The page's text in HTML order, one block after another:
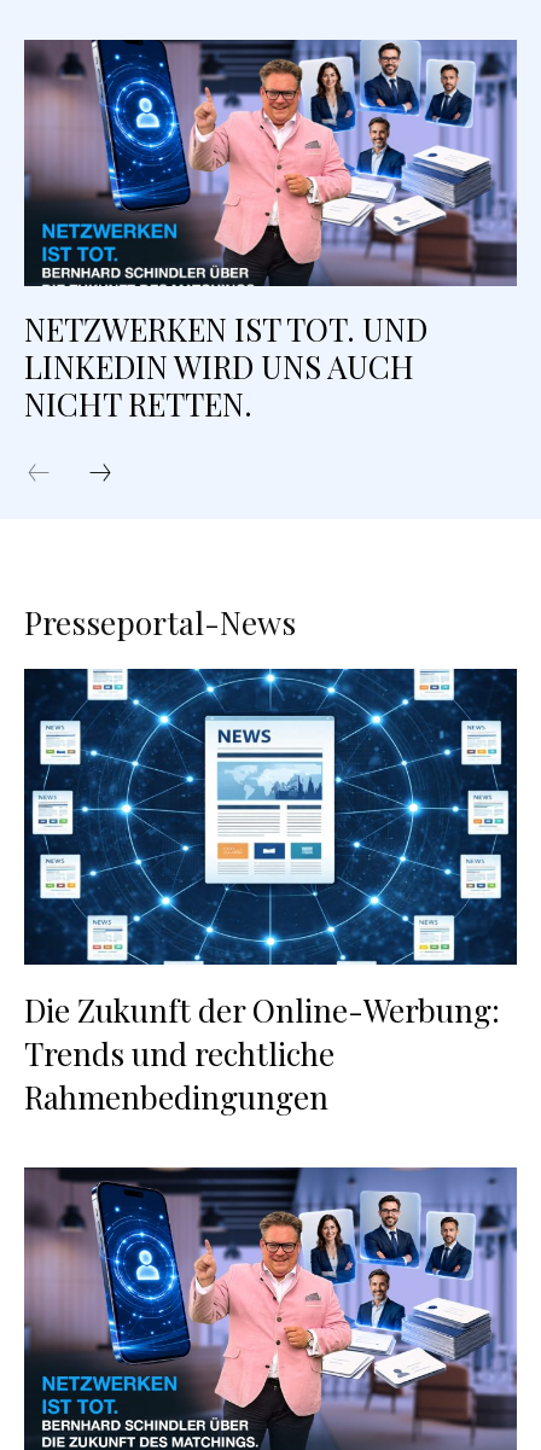
NETZWERKEN IST TOT. UND
LINKEDIN WIRD UNS AUCH
NICHT RETTEN.
Presseportal-News
Die Zukunft der Online-Werbung:
Trends und rechtliche
Rahmenbedingungen